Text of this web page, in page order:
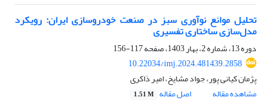
تحلیل موانع نوآوری سبز در صنعت خودروسازی ایران: رویکرد
مدل‌سازی ساختاری تفسیری
دوره 13، شماره 2، بهار 1403، صفحه
117-156
10.22034/imj.2024.481439.2858
پژمان کیانی پور، جواد مشایخ، امیر ذاکری
مشاهده مقاله
اصل مقاله 1.51 M